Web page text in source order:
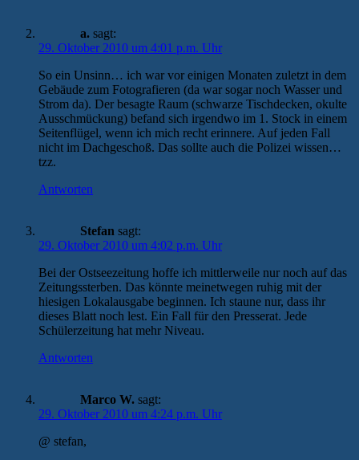
a. sagt:
29. Oktober 2010 um 4:01 p.m. Uhr
So ein Unsinn… ich war vor einigen Monaten zuletzt in dem
Gebäude zum Fotografieren (da war sogar noch Wasser und
Strom da). Der besagte Raum (schwarze Tischdecken, okulte
Ausschmückung) befand sich irgendwo im 1. Stock in einem
Seitenflügel, wenn ich mich recht erinnere. Auf jeden Fall
nicht im Dachgeschoß. Das sollte auch die Polizei wissen…
tzz.
Antworten
Stefan sagt:
29. Oktober 2010 um 4:02 p.m. Uhr
Bei der Ostseezeitung hoffe ich mittlerweile nur noch auf das
Zeitungssterben. Das könnte meinetwegen ruhig mit der
hiesigen Lokalausgabe beginnen. Ich staune nur, dass ihr
dieses Blatt noch lest. Ein Fall für den Presserat. Jede
Schülerzeitung hat mehr Niveau.
Antworten
Marco W. sagt:
29. Oktober 2010 um 4:24 p.m. Uhr
@ stefan,